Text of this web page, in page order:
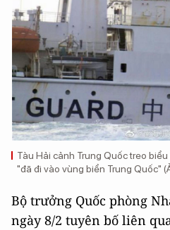
Tàu Hải cảnh Trung Quốc treo
"đã đi vào vùng biển Trung Quốc"
Bộ trưởng Quốc phòng
ngày 8/2 tuyên bố liên